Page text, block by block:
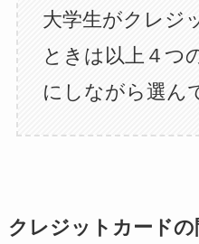
大学生がクレジ
ときは以上４つ
にしながら選ん
クレジットカード